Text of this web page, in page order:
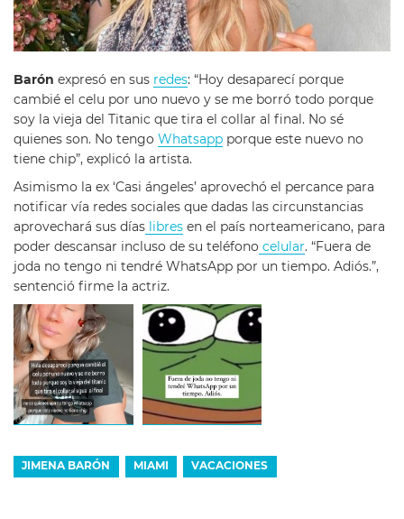
Barón expresó en sus redes: “Hoy desaparecí porque
cambié el celu por uno nuevo y se me borró todo porque
soy la vieja del Titanic que tira el collar al final. No sé
quienes son. No tengo Whatsapp porque este nuevo no
tiene chip”, explicó la artista.
Asimismo la ex ‘Casi ángeles’ aprovechó el percance para
notificar vía redes sociales que dadas las circunstancias
aprovechará sus días libres en el país norteamericano, para
poder descansar incluso de su teléfono celular. “Fuera de
joda no tengo ni tendré WhatsApp por un tiempo. Adiós.”,
sentenció firme la actriz.
JIMENA BARÓN MIAMI VACACIONES